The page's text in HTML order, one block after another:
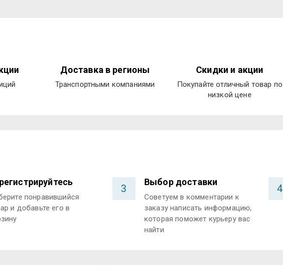
Доставка в регионы
Транспортными компаниями
Скидки и акции
Покупайте отличный товар по
низкой цене
понравившийся
и добавьте его в
3
Выбор доставки
Советуем в комментарии к
заказу написать информацию,
которая поможет курьеру вас
найти
4